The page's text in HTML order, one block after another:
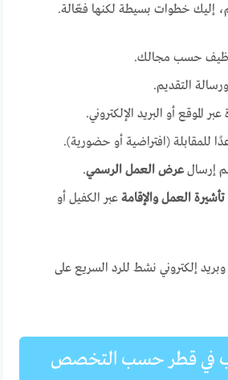
إليك خطوات بسيطة لكنها فعّالة.
حسب مجالك.
التقديم.
الموقع أو البريد الإلكتروني.
للمقابلة (افتراضية أو حضورية).
إرسالعرض العمل الرسمي.
تأشيرة العمل والإقامة عبر الكفيل أو
إلكتروني نشط للرد السريع على
في قطر حسب التخصص